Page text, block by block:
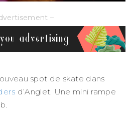
–
spot de skate dans
d’Anglet. Une mini rampe